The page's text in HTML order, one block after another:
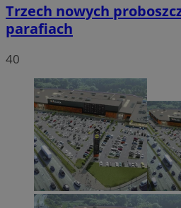
Trzech nowych
parafiach
40